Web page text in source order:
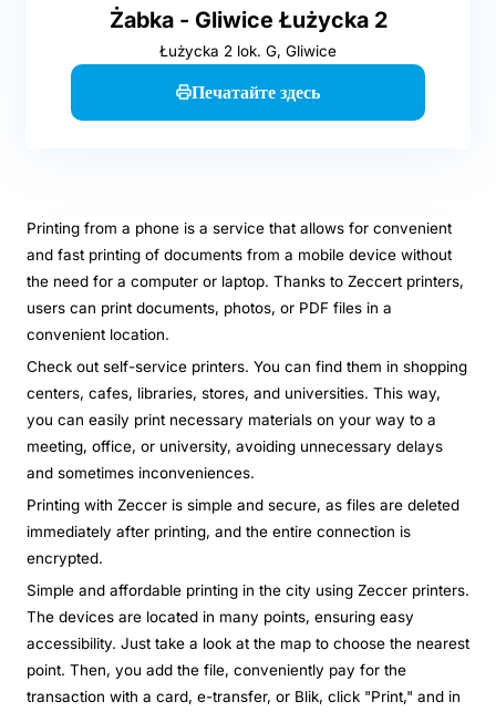
Żabka - Gliwice Łużycka 2
Łużycka 2 lok. G, Gliwice
Печатайте здесь
Printing from a phone is a service that allows for convenient
and fast printing of documents from a mobile device without
the need for a computer or laptop. Thanks to Zeccert printers,
users can print documents, photos, or PDF files in a
convenient location.
Check out self-service printers. You can find them in shopping
centers, cafes, libraries, stores, and universities. This way,
you can easily print necessary materials on your way to a
meeting, office, or university, avoiding unnecessary delays
and sometimes inconveniences.
Printing with Zeccer is simple and secure, as files are deleted
immediately after printing, and the entire connection is
encrypted.
Simple and affordable printing in the city using Zeccer printers.
The devices are located in many points, ensuring easy
accessibility. Just take a look at the map to choose the nearest
point. Then, you add the file, conveniently pay for the
transaction with a card, e-transfer, or Blik, click "Print," and in